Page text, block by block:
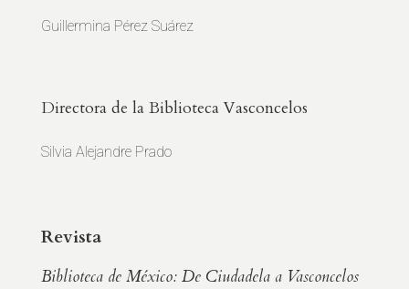
Guillermina Pérez Suárez
Directora de la Biblioteca Vasconcelos
Silvia Alejandre Prado
Revista
Biblioteca de México: De Ciudadela a Vasconcelos